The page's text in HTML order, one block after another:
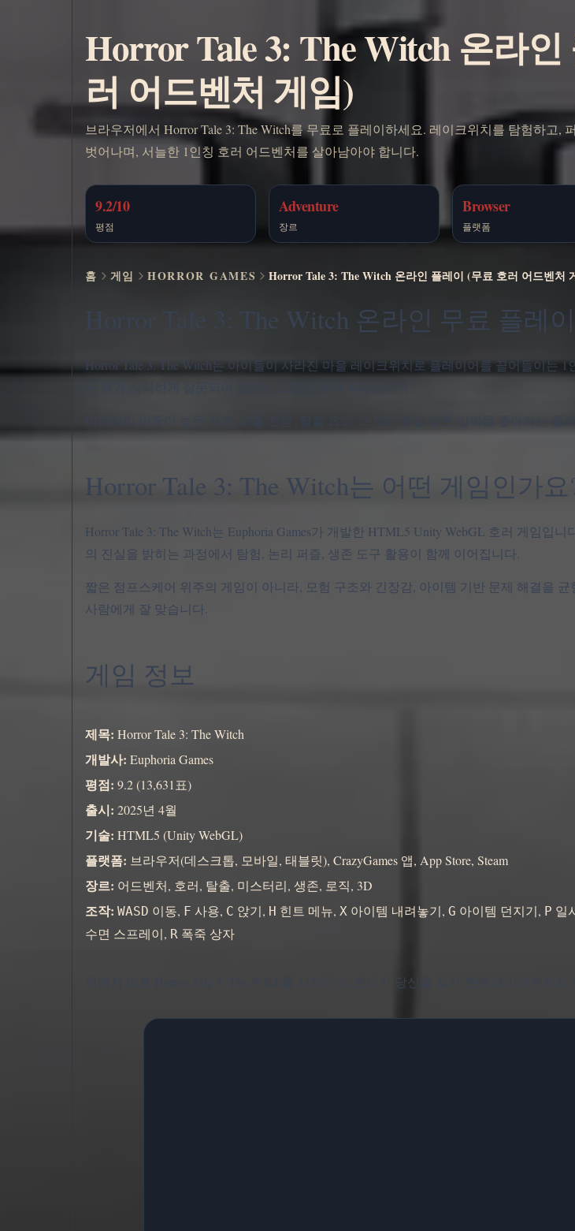
Horror Tale 3: The Witch 온라
러 어드벤처 게임)
브라우저에서 Horror Tale 3: The Witch를 무료로 플레이하세요. 레이크위치를 탐험하고,
벗어나며, 서늘한 1인칭 호러 어드벤처를 살아남아야 합니다.
9.2/10
평점
Adventure
장르
Browser
플랫폼
홈 게임 HORROR GAMES Horror Tale 3: The Witch 온라인 플레이 (무료 호러 어드벤처
Horror Tale 3: The Witch 온라인 무료 플레이
Horror Tale 3: The Witch는 아이들이 사라진 마을 레이크위치로 플레이어를 끌어들이는
미스터리 비중이 높은 공포, 퍼즐 진행, 탈출 요소, 스토리 중심 생존 압박을 좋아하는 플
Horror Tale 3: The Witch는 어떤 게임인가요
Horror Tale 3: The Witch는 Euphoria Games가 개발한 HTML5 Unity WebGL 호러 게임입
의 진실을 밝히는 과정에서 탐험, 논리 퍼즐, 생존 도구 활용이 함께 이어집니다.
짧은 점프스케어 위주의 게임이 아니라, 모험 구조와 긴장감, 아이템 기반 문제 해결을 균
사람에게 잘 맞습니다.
게임 정보
제목: Horror Tale 3: The Witch
개발사: Euphoria Games
평점: 9.2 (13,631표)
출시: 2025년 4월
기술: HTML5 (Unity WebGL)
플랫폼: 브라우저(데스크톱, 모바일, 태블릿), CrazyGames 앱, App Store, Steam
장르: 어드벤처, 호러, 탈출, 미스터리, 생존, 로직, 3D
조작: WASD 이동, F 사용, C 앉기, H 힌트 메뉴, X 아이템 내려놓기, G 아이템 던지기, P 일
수면 스프레이, R 폭죽 상자
위에서 바로 Horror Tale 3: The Witch를 시작하고, 완다가 당신을 찾기 전에 레이크위치